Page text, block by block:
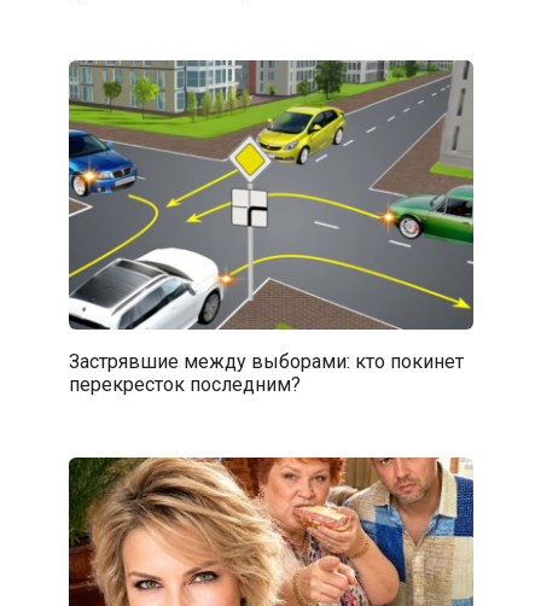
Застрявшие между выборами: кто покинет
перекресток последним?